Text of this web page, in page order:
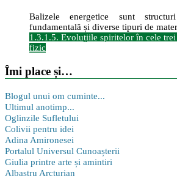
Balizele energetice sunt
fundamentală și diverse tipuri de
1.3.1.5. Evoluțiile spiritelor în cele
fizic
Îmi place și…
Blogul unui om cuminte...
Ultimul anotimp...
Oglinzile Sufletului
Colivii pentru idei
Adina Amironesei
Portalul Universul Cunoașterii
Giulia printre arte și amintiri
Albastru Arcturian